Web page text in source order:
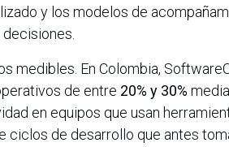
y los modelos de
decisiones.
medibles. En Colombia,
de entre 20% y 30%
en equipos que usan
de desarrollo que antes